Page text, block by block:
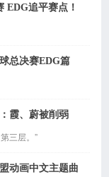
EDG追平赛点！
总决赛EDG篇
霞、蔚被削弱
三层。”
动画中文主题曲